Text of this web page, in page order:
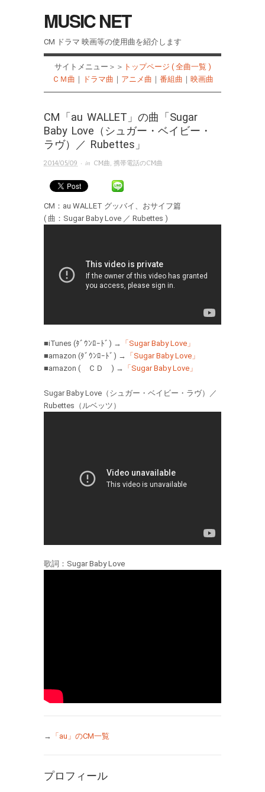
MUSIC NET
CM ドラマ 映画等の使用曲を紹介します
サイトメニュー＞＞ トップページ ( 全曲一覧 )
ＣＭ曲 ｜ ドラマ曲 ｜ アニメ曲 ｜ 番組曲 ｜ 映画曲
CM「au WALLET」の曲「Sugar
Baby Love（シュガー・ベイビー・
ラヴ）／ Rubettes」
2014/05/09 · in CM曲, 携帯電話のCM曲
CM：au WALLET グッバイ、おサイフ篇
( 曲：Sugar Baby Love ／ Rubettes )
■iTunes (ﾀﾞｳﾝﾛｰﾄﾞ) → 「Sugar Baby Love」
■amazon (ﾀﾞｳﾝﾛｰﾄﾞ) → 「Sugar Baby Love」
■amazon ( ＣＤ ) → 「Sugar Baby Love」
Sugar Baby Love（シュガー・ベイビー・ラヴ）／
Rubettes（ルベッツ）
歌詞：Sugar Baby Love
→ 「au」のCM一覧
プロフィール